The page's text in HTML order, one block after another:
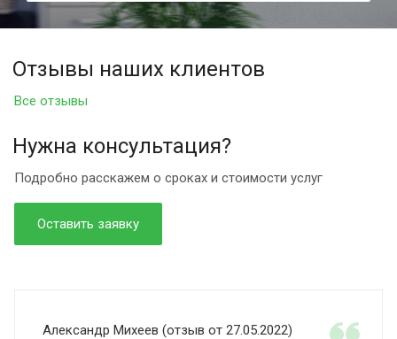
Нужна консультация?
Подробно расскажем о сроках и стоимости услуг
Оставить заявку
Все отзывы
Отзывы наших клиентов
Александр Михеев (отзыв от 27.05.2022)